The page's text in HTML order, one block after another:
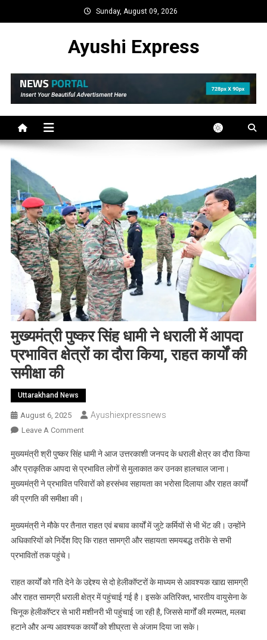
to
Sunday, August 09, 2026
Ayushi Express
मुख्यमंत्री पुष्कर सिंह धामी ने धराली में आपदा
प्रभावित क्षेत्रों का दौरा किया, राहत कार्यों की
समीक्षा की
Uttarakhand News
August 6, 2025 Ayushiexpressnews
Leave A CommentOn
पुष्कर
सिंह
धामी
में
आपदा
का
दौरा
किया,
राहत
मुख्यमंत्री श्री पुष्कर सिंह धामी ने आज उत्तरकाशी जनपद के धराली क्षेत्र का दौरा किया
और प्राकृतिक आपदा से प्रभावित लोगों से मुलाकात कर उनका हालचाल जाना।
मुख्यमंत्री ने प्रभावित परिवारों को हरसंभव सहायता का भरोसा दिलाया और राहत कार्यों
की प्रगति की समीक्षा की।
मुख्यमंत्री ने मौके पर तैनात राहत एवं बचाव कार्यों में जुटे कर्मियों से भी भेंट की। उन्होंने
अधिकारियों को निर्देश दिए कि राहत सामग्री और सहायता समयबद्ध तरीके से सभी
प्रभावितों तक पहुंचे।
राहत कार्यों को गति देने के उद्देश्य से दो हेलीकॉप्टरों के माध्यम से आवश्यक खाद्य सामग्री
और राहत सामग्री धराली क्षेत्र में पहुंचाई गई है। इसके अतिरिक्त, भारतीय वायुसेना के
चिनूक हेलीकॉप्टर से भारी मशीनरी भी पहुंचाई जा रही है, जिससे मार्गों की मरम्मत, मलबा
हटाने और अन्य आवश्यक कार्यों को शीघ्रता से अंजाम दिया जा सके।